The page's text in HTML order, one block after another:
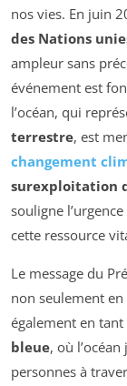
nos vies. En juin
des Nations
ampleur sans
événement est
l’océan, qui
terrestre, est
changement
surexploitation
souligne
cette ressource
Le message du
non seulement
également en tant
bleue, où
personnes à